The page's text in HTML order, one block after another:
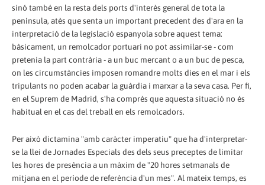
sinó també en la resta dels ports d'interès general de tota la
península, atès que senta un important precedent des d'ara en la
interpretació de la legislació espanyola sobre aquest tema:
bàsicament, un remolcador portuari no pot assimilar-se - com
pretenia la part contrària - a un buc mercant o a un buc de pesca,
on les circumstàncies imposen romandre molts dies en el mar i els
tripulants no poden acabar la guàrdia i marxar a la seva casa. Per fi,
en el Suprem de Madrid, s'ha comprès que aquesta situació no és
habitual en el cas del treball en els remolcadors.
Per això dictamina "amb caràcter imperatiu" que ha d'interpretar-
se la llei de Jornades Especials des dels seus preceptes de limitar
les hores de presència a un màxim de "20 hores setmanals de
mitjana en el període de referència d'un mes". Al mateix temps, es